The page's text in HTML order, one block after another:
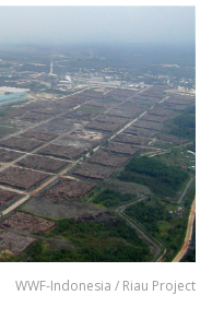
WWF-Indonesia / Riau Project